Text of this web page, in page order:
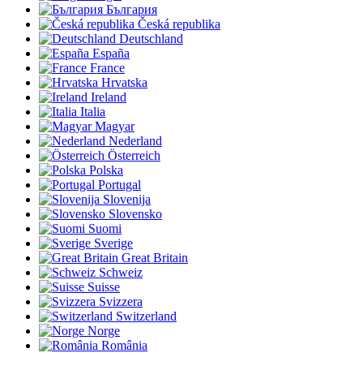
България
Česká republika
Deutschland
España
France
Hrvatska
Ireland
Italia
Magyar
Nederland
Österreich
Polska
Portugal
Slovenija
Slovensko
Suomi
Sverige
Great Britain
Schweiz
Suisse
Svizzera
Switzerland
Norge
România